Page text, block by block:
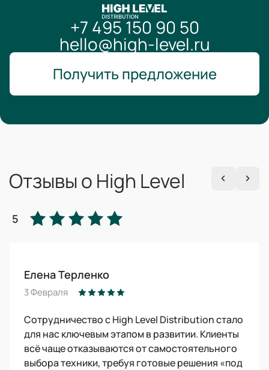
+7 495 150 90 50
hello@high-level.ru
Получить предложение
Отзывы о High Level
5
Елена Терленко
3 Февраля
Сотрудничество с High Level Distribution стало
для нас ключевым этапом в развитии. Клиенты
всё чаще отказываются от самостоятельного
выбора техники, требуя готовые решения «под